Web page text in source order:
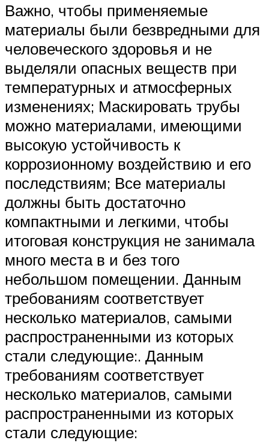
Важно, чтобы применяемые
материалы были безвредными для
человеческого здоровья и не
выделяли опасных веществ при
температурных и атмосферных
изменениях; Маскировать трубы
можно материалами, имеющими
высокую устойчивость к
коррозионному воздействию и его
последствиям; Все материалы
должны быть достаточно
компактными и легкими, чтобы
итоговая конструкция не занимала
много места в и без того
небольшом помещении. Данным
требованиям соответствует
несколько материалов, самыми
распространенными из которых
стали следующие:. Данным
требованиям соответствует
несколько материалов, самыми
распространенными из которых
стали следующие: